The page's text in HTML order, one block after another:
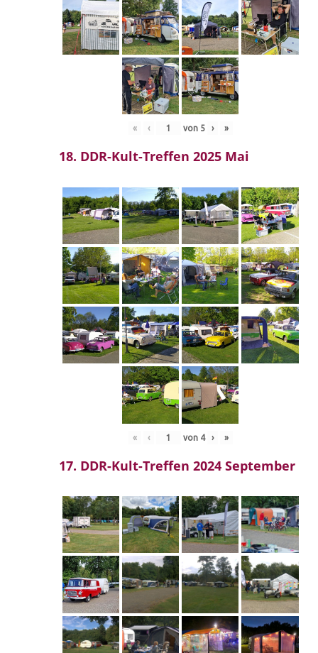
« ‹ von 5 › »
18. DDR-Kult-Treffen 2025 Mai
« ‹ von 4 › »
17. DDR-Kult-Treffen 2024 September